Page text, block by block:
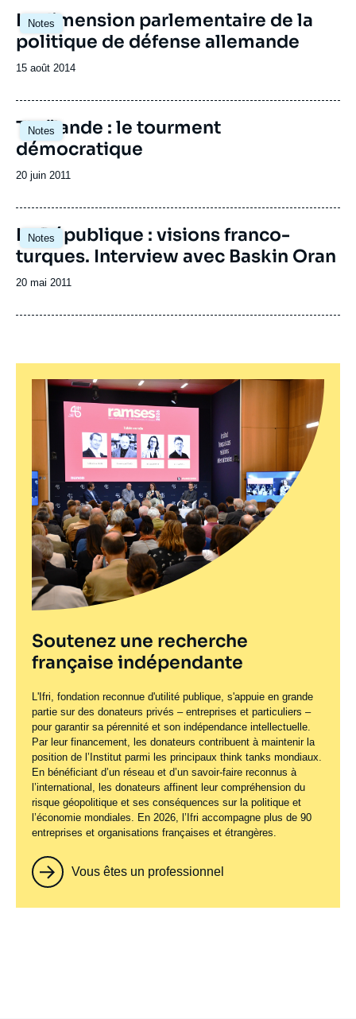
Notes
La dimension parlementaire de la
politique de défense allemande
Date
publication
15 août 2014
Notes
Thaïlande : le tourment
démocratique
Date
publication
20 juin 2011
Notes
La République : visions franco-
turques. Interview avec Baskin Oran
Date
publication
20 mai 2011
Soutenez une recherche
française indépendante
L'Ifri, fondation reconnue d'utilité publique, s'appuie en grande
partie sur des donateurs privés – entreprises et particuliers –
pour garantir sa pérennité et son indépendance intellectuelle.
Par leur financement, les donateurs contribuent à maintenir la
position de l’Institut parmi les principaux think tanks mondiaux.
En bénéficiant d’un réseau et d’un savoir-faire reconnus à
l’international, les donateurs affinent leur compréhension du
risque géopolitique et ses conséquences sur la politique et
l’économie mondiales. En 2026, l’Ifri accompagne plus de 90
entreprises et organisations françaises et étrangères.
Vous êtes un professionnel